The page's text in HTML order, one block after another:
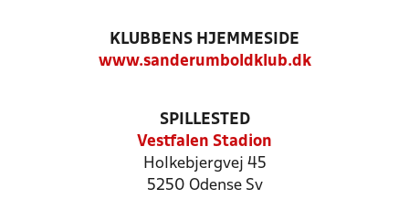
KLUBBENS HJEMMESIDE
www.sanderumboldklub.dk
SPILLESTED
Vestfalen Stadion
Holkebjergvej 45
5250 Odense Sv